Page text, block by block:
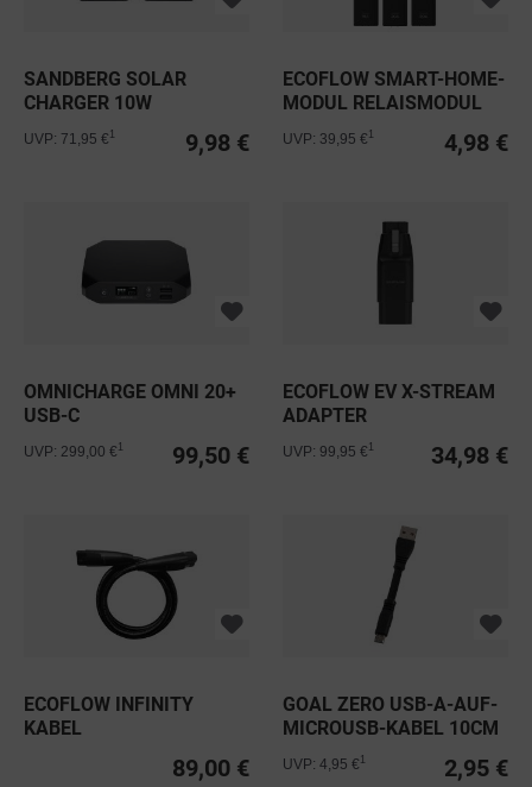
SANDBERG SOLAR
CHARGER 10W
9,98 €
UVP: 71,95 € 1
ECOFLOW SMART-HOME-
MODUL RELAISMODUL
4,98 €
UVP: 39,95 € 1
OMNICHARGE OMNI 20+
USB-C
99,50 €
UVP: 299,00 € 1
ECOFLOW EV X-STREAM
ADAPTER
34,98 €
UVP: 99,95 € 1
ECOFLOW INFINITY
KABEL
89,00 €
GOAL ZERO USB-A-AUF-
MICROUSB-KABEL 10CM
2,95 €
UVP: 4,95 € 1